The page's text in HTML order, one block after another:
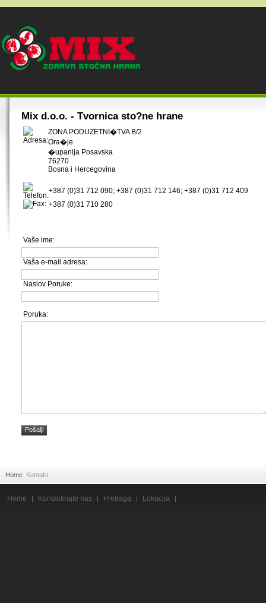
Mix d.o.o. - Tvornica sto?ne hrane
ZONA PODUZETNI�TVA B/2
Ora�je
�upanija Posavska
76270
Bosna i Hercegovina
+387 (0)31 712 090; +387 (0)31 712 146; +387 (0)31 712 409
+387 (0)31 710 280
Vaše ime:
Vaša e-mail adresa:
Naslov Poruke:
Poruka:
Pošalji
Home Kontakt
Home Kontaktirajte nas Pretraga Lokacija